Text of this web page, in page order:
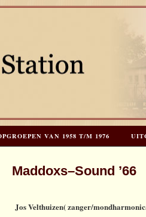
VAN 1958 T/M 1976
LINKS LAATSTE UPDATES
Maddoxs–Sound ’66
Jos Velthuizen( zanger/